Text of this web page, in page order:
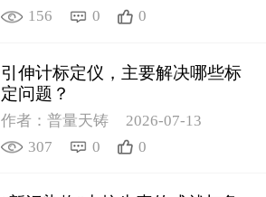
156
0 0
引伸计标定仪，主要解决哪些标
定问题？
作者：普量天铸
2026-07-13
307
0 0